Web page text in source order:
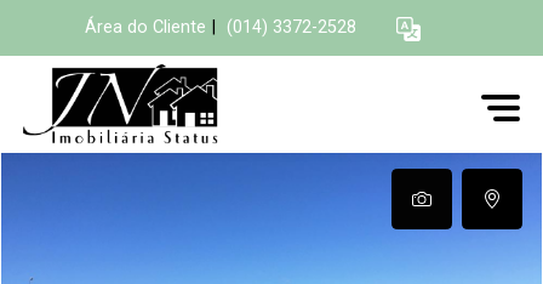
Área do Cliente (014) 3372-2528